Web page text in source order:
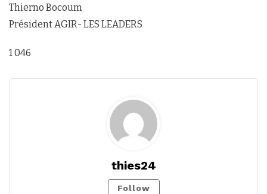
Thierno Bocoum
Président AGIR- LES LEADERS
1 046
thies24
Follow